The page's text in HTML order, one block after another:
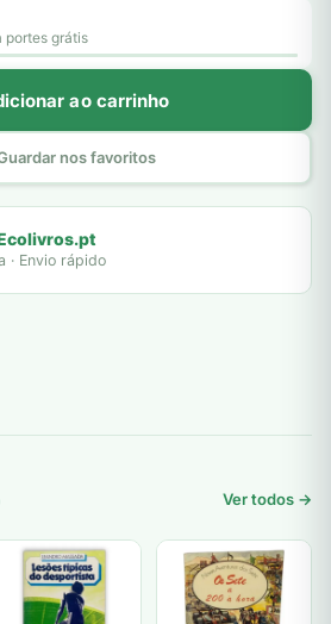
portes grátis
ao carrinho
nos favoritos
· Envio rápido
Ver todos →